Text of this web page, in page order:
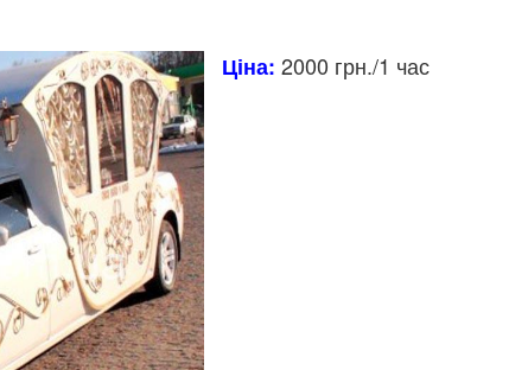
Ціна: 2000 грн./1 час